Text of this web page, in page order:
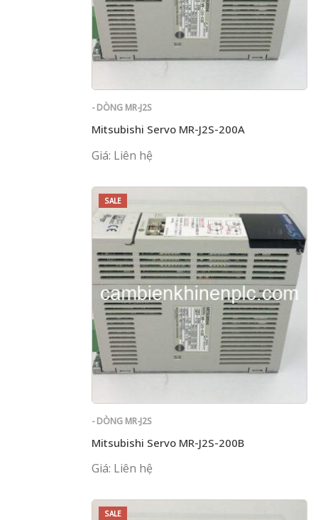
- DÒNG MR-J2S
Mitsubishi Servo MR-J2S-200A
Giá: Liên hệ
SALE
- DÒNG MR-J2S
Mitsubishi Servo MR-J2S-200B
Giá: Liên hệ
SALE